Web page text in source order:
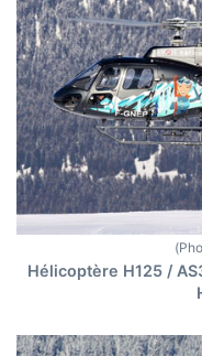
Hélicoptère H125 /